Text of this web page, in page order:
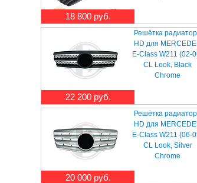
18 800 руб.
22 200 руб.
Решётка
HD для
E-Class W211 (02-
CL Look, Black
Chrome
20 000 руб.
Решётка
HD для
E-Class W211 (06-
CL Look, Silver
Chrome